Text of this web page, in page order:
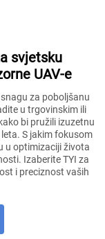
svjetsku
UAV-e
za poboljšanu
u trgovinskim ili
bi pružili izuzetnu
S jakim fokusom
u optimizaciji života
Izaberite TYI za
i preciznost vaših